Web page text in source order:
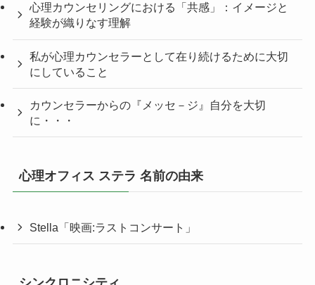
心理カウンセリングにおける「共感」：イメージと
経験が織りなす理解
私が心理カウンセラーとして在り続けるために大切
にしていること
カウンセラーからの『メッセ－ジ』自分を大切
に・・・
心理オフィス ステラ 名前の由来
Stella「映画:ラストコンサート」